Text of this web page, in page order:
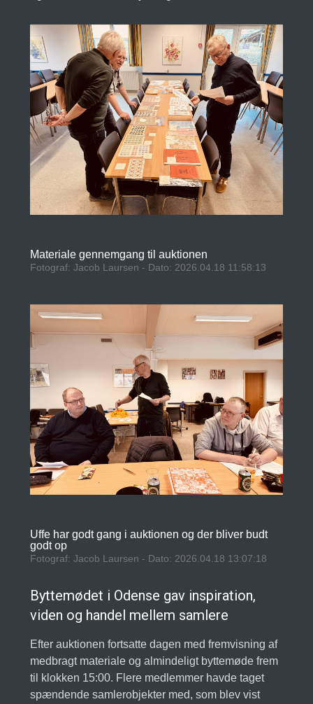
Materiale gennemgang til auktionen
Fotograf: Jacob Laursen - Dato: 2026.04.18 11:58:13
Uffe har godt gang i auktionen og der bliver budt
godt op
Fotograf: Jacob Laursen - Dato: 2026.04.18 13:07:18
Byttemødet i Odense gav inspiration,
viden og handel mellem samlere
Efter auktionen fortsatte dagen med fremvisning af
medbragt materiale og almindeligt byttemøde frem
til klokken 15:00. Flere medlemmer havde taget
spændende samlerobjekter med, som blev vist